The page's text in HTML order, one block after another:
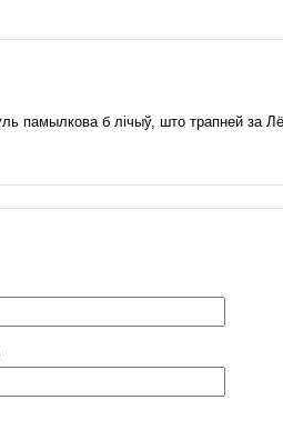
памылкова б лічыў, што трапней за